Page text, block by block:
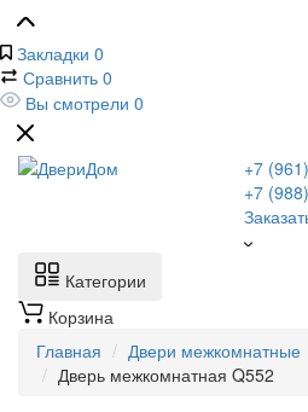
Закладки 0
Сравнить 0
Вы смотрели 0
+7
+7
Категории
Корзина
Главная
Двери межкомнатные
Дверь межкомнатная Q552